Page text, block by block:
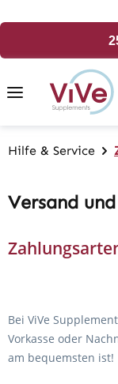
Hilfe & Service
Versand
Bei ViVe
Vorkasse oder
am bequemsten ist!